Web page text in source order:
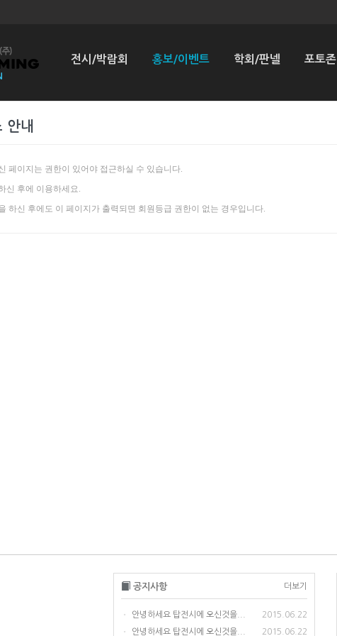
전시/박람회 홍보/이벤트 학회/판넬 포토존
안내
페이지는 권한이 있어야 접근하실 수 있습니다.
신 후에 이용하세요.
하신 후에도 이 페이지가 출력되면 회원등급 권한이 없는 경우입니다.
공지사항 더보기
• 안녕하세요 탑전시에 오신것을... 2015.06.22
• 안녕하세요 탑전시에 오신것을... 2015.06.22